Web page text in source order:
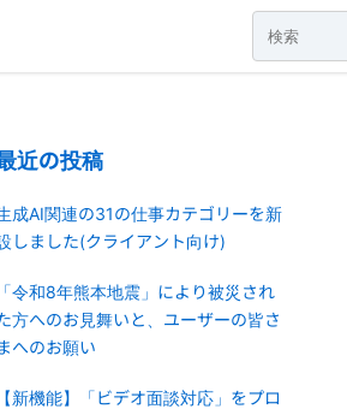
近の投稿
成AI関連の31の仕事カテゴリーを新
しました(クライアント向け)
令和8年熊本地震」により被災され
方へのお見舞いと、ユーザーの皆さ
へのお願い
新機能】「ビデオ面談対応」をプロ